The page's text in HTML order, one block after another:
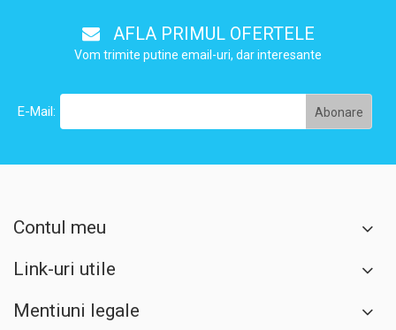
AFLA PRIMUL OFERTELE
Vom trimite putine email-uri, dar interesante
E-Mail:
Contul meu
Link-uri utile
Mentiuni legale